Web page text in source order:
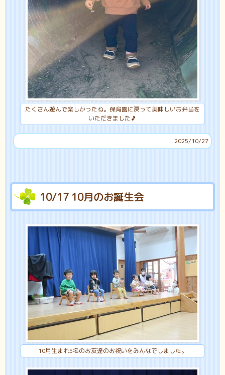
たくさん遊んで楽しかったね。保育園に戻って美味しいお弁当を
いただきました🎵
2025/10/27
10/17 10月のお誕生会
10月生まれ5名のお友達のお祝いをみんなでしました。